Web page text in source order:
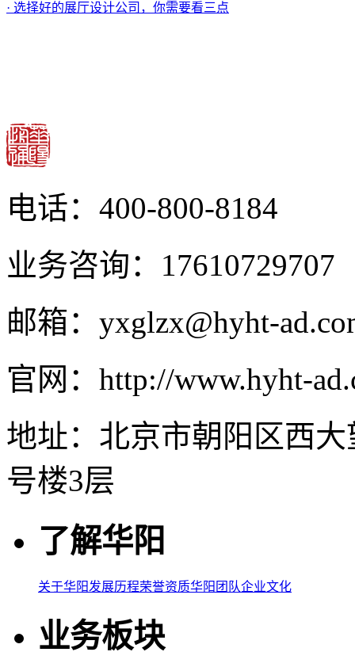
· 选择好的展厅设计公司，你需要看三点
电话：400-800-8184
业务咨询：17610729707
邮箱：yxglzx@hyht-
官网：http://www.hyht-
地址：北京市朝阳区西
号楼3层
了解华阳
关于华阳发展历程荣誉资质华阳团队企业文化
业务板块